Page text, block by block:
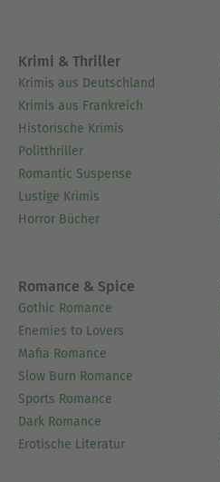
Krimi & Thriller
Krimis aus Deutschland
Krimis aus Frankreich
Historische Krimis
Politthriller
Romantic Suspense
Lustige Krimis
Horror Bücher
Romance & Spice
Gothic Romance
Enemies to Lovers
Mafia Romance
Slow Burn Romance
Sports Romance
Dark Romance
Erotische Literatur